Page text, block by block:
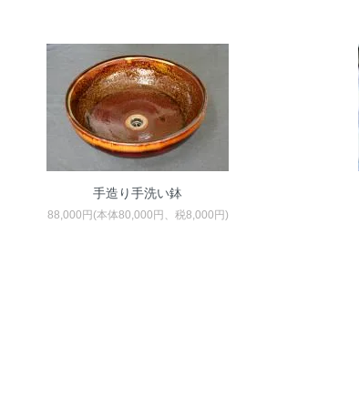
手造り手洗い鉢
88,000円(本体80,000円、税8,000円)